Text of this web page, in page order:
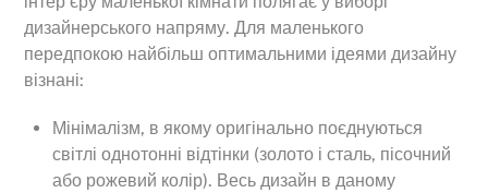
дизайнерського напряму. Для маленького
передпокою найбільш оптимальними ідеями дизайну
візнані:
Мінімалізм, в якому оригінально поєднуються
світлі однотонні відтінки (золото і сталь, пісочний
або рожевий колір). Весь дизайн в даному